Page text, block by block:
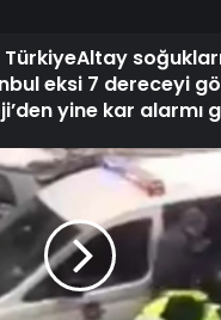
TürkiyeAltay
eksi 7 dereceyi
yine kar alarmı